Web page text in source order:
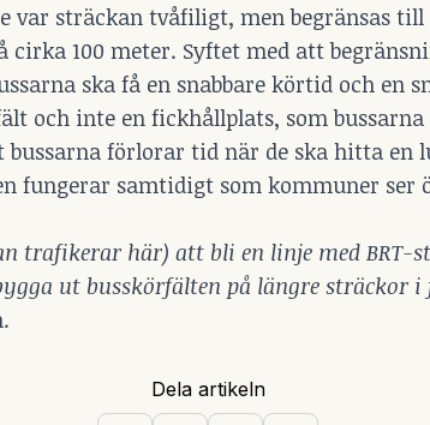
var sträckan tvåfiligt, men begränsas
cirka 100 meter. Syftet med att
ska få en snabbare körtid och en
och inte en fickhållplats, som
förlorar tid när de ska hitta
fungerar samtidigt som kommuner ser
trafikerar här) att bli en linje med BRT-
ut busskörfälten på längre sträckor
Dela artikeln